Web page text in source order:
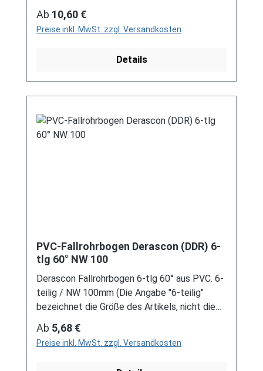
die Stückzahl!) Farben: grau / braun Bei der
Installation von Rinnenelemente zum Stecken
ist immer ein Gleitmittel notwendig, um das
vermeiden! Für DDR-Dachrinne Es handelt
modernen Systemen nicht kompatibel ist. Bei
Fragen stehen wir gerne auch telefonische für
Regulärer Preis:
Ab 10,60 €
Preise inkl. MwSt. zzgl. Versandkosten
Details
PVC-Fallrohrbogen Derascon (DDR) 6-
tlg 60° NW 100
Derascon Fallrohrbogen 6-tlg 60° aus PVC. 6-
teilig / NW 100mm (Die Angabe "6-teilig"
bezeichnet die Größe des Artikels, nicht die
Stückzahl!) Farben: grau / braun Für DDR-
Dachrinne Es handelt sich hierbei um
Restbestände eines nicht mehr produzierten
Regulärer Preis:
Ab 5,68 €
Preise inkl. MwSt. zzgl. Versandkosten